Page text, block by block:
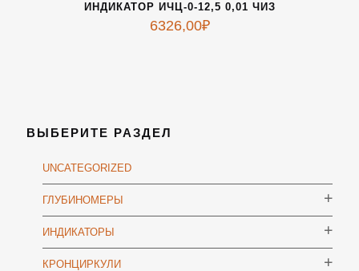
ИНДИКАТОР ИЧЦ-0-12,5 0,01 ЧИЗ
6326,00₽
ВЫБЕРИТЕ РАЗДЕЛ
UNCATEGORIZED
ГЛУБИНОМЕРЫ
ИНДИКАТОРЫ
КРОНЦИРКУЛИ